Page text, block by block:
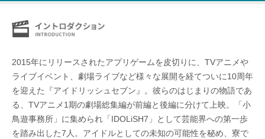
2015年にリリースされたアプリゲームを皮切りに、TVアニメや
ライブイベント、劇場ライブなど様々な展開を経てついに10周年
を迎えた『アイドリッシュセブン』。彼らのはじまりの物語であ
る、TVアニメ1期の劇場総集編が前編と後編に分けて上映。「小
鳥遊事務所」に集められ「IDOLiSH7」として芸能界への第一歩
を踏み出した7人。アイドルとしての未知の可能性を秘め、寮で